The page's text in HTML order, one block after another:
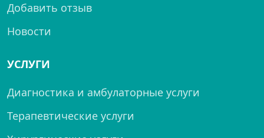
Добавить отзыв
Новости
УСЛУГИ
Диагностика и амбулаторные услуги
Терапевтические услуги